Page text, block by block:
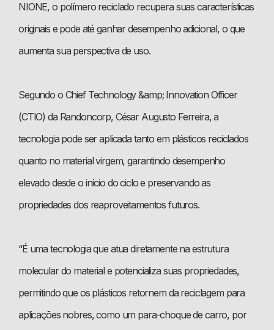
NIONE, o polímero reciclado recupera suas características
originais e pode até ganhar desempenho adicional, o que
aumenta sua perspectiva de uso.
Segundo o Chief Technology &amp; Innovation Officer
(CTIO) da Randoncorp, César Augusto Ferreira, a
tecnologia pode ser aplicada tanto em plásticos reciclados
quanto no material virgem, garantindo desempenho
elevado desde o início do ciclo e preservando as
propriedades dos reaproveitamentos futuros.
“É uma tecnologia que atua diretamente na estrutura
molecular do material e potencializa suas propriedades,
permitindo que os plásticos retornem da reciclagem para
aplicações nobres, como um para-choque de carro, por